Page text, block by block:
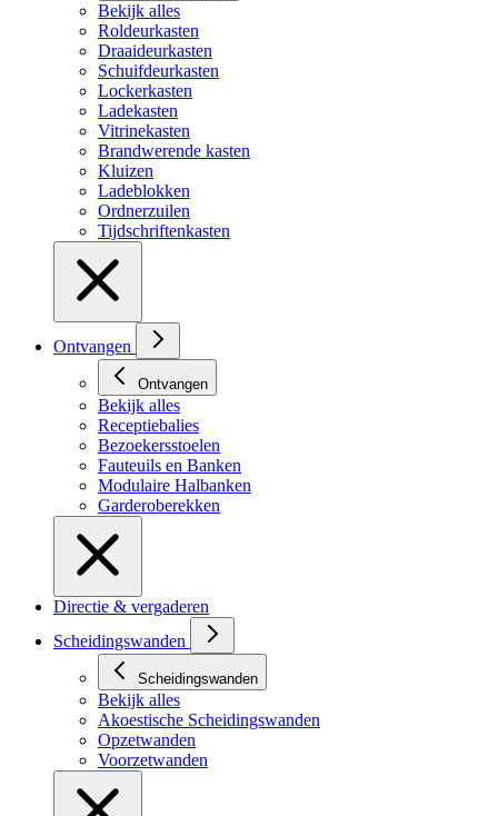
Bekijk alles
Roldeurkasten
Draaideurkasten
Schuifdeurkasten
Lockerkasten
Ladekasten
Vitrinekasten
Brandwerende kasten
Kluizen
Ladeblokken
Ordnerzuilen
Tijdschriftenkasten
Ontvangen
Ontvangen
Bekijk alles
Receptiebalies
Bezoekersstoelen
Fauteuils en Banken
Modulaire Halbanken
Garderoberekken
Directie & vergaderen
Scheidingswanden
Scheidingswanden
Bekijk alles
Akoestische Scheidingswanden
Opzetwanden
Voorzetwanden